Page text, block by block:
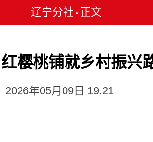
辽宁分社 • 正文
樱桃铺就乡村振兴
2026年05月09日 19:21